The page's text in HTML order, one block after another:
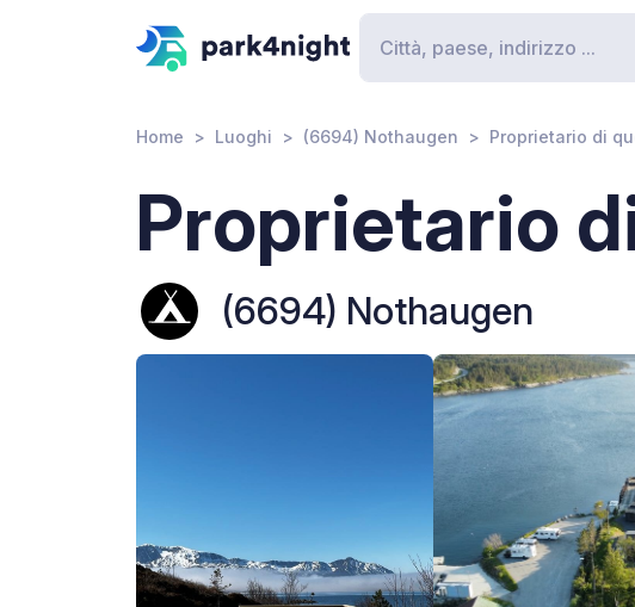
Home Luoghi (6694) Nothaugen Proprietario di
Proprietario
(6694) Nothaugen